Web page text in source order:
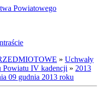
Powiatowego
» Uchwały
Powiatu IV kadencji » 2013
09 gudnia 2013 roku